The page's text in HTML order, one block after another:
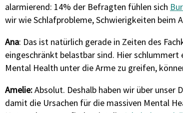
alarmierend: 14% der Befragten fühlen sich
wirwieSchlafprobleme, Schwierigkeiten beim
Ana: Das ist natürlich gerade in Zeiten des
eingeschränkt belastbar sind. Hier
Mental Health unter die Arme zu greifen,
Amelie:Absolut. Deshalb haben wir über unser
damit die Ursachen für die massiven Mental